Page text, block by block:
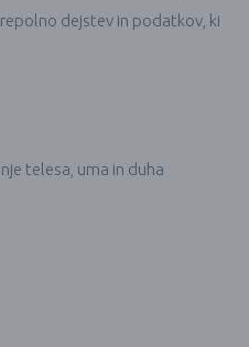
dejstev in podatkov, ki
telesa, uma in duha